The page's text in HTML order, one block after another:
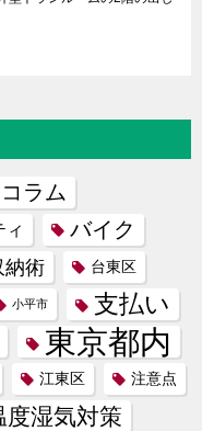
コラム
ィ バイク
納術 台東区
小平市 支払い
東京都内
江東区 注意点
度湿気対策